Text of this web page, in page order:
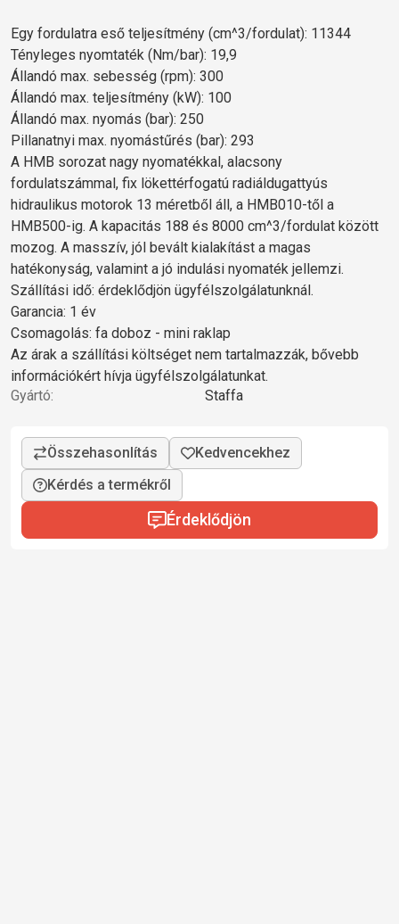
Egy fordulatra eső teljesítmény (cm^3/fordulat): 11344
Tényleges nyomtaték (Nm/bar): 19,9
Állandó max. sebesség (rpm): 300
Állandó max. teljesítmény (kW): 100
Állandó max. nyomás (bar): 250
Pillanatnyi max. nyomástűrés (bar): 293
A HMB sorozat nagy nyomatékkal, alacsony
fordulatszámmal, fix lökettérfogatú radiáldugattyús
hidraulikus motorok 13 méretből áll, a HMB010-től a
HMB500-ig. A kapacitás 188 és 8000 cm^3/fordulat között
mozog. A masszív, jól bevált kialakítást a magas
hatékonyság, valamint a jó indulási nyomaték jellemzi.
Szállítási idő: érdeklődjön ügyfélszolgálatunknál.
Garancia: 1 év
Csomagolás: fa doboz - mini raklap
Az árak a szállítási költséget nem tartalmazzák, bővebb
információkért hívja ügyfélszolgálatunkat.
Gyártó:
Staffa
Kérdés a termékről
Érdeklődjön